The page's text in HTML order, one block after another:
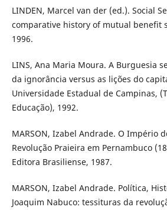
LINDEN, Marcel van der (ed.). Social
comparative history of mutual benefit
1996.
LINS, Ana Maria Moura. A Burguesia
da ignorância versus as lições do
Universidade Estadual de Campinas,
Educação), 1992.
MARSON, Izabel Andrade. O Império
Revolução Praieira em Pernambuco
Editora Brasiliense, 1987.
MARSON, Izabel Andrade. Política,
Joaquim Nabuco: tessituras da